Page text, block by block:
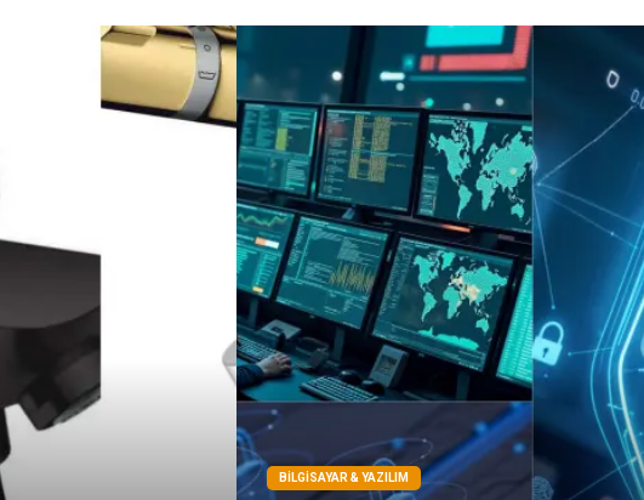
Yazı Tahtaları Pet Malzemeleri
BILGISAYAR & YAZILIM